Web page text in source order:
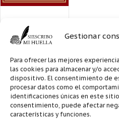
Gestionar
Para ofrecer las mejores
las cookies para almacenar y/o
dispositivo. El consentimiento de
procesar datos como el
identificaciones únicas en este
consentimiento, puede afectar
características y funciones.
5.00
Añadir
al
carrito